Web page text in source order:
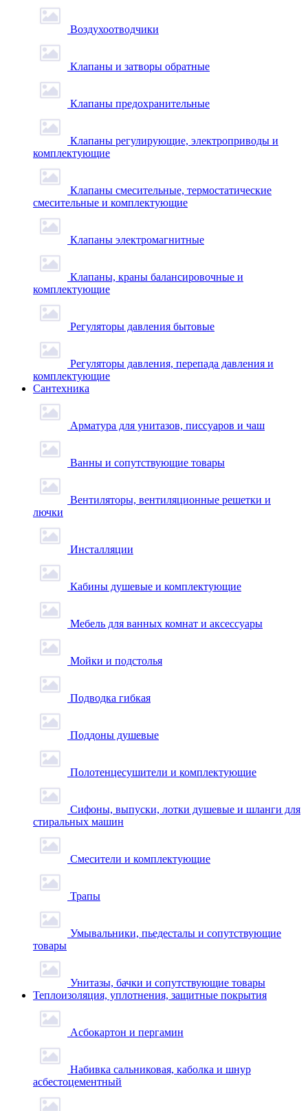
Воздухоотводчики
Клапаны и затворы обратные
Клапаны предохранительные
Клапаны регулирующие, электроприводы и
комплектующие
Клапаны смесительные, термостатические
смесительные и комплектующие
Клапаны электромагнитные
Клапаны, краны балансировочные и
комплектующие
Регуляторы давления бытовые
Регуляторы давления, перепада давления и
комплектующие
Сантехника
Арматура для унитазов, писсуаров и чаш
Ванны и сопутствующие товары
Вентиляторы, вентиляционные решетки и
лючки
Инсталляции
Кабины душевые и комплектующие
Мебель для ванных комнат и аксессуары
Мойки и подстолья
Подводка гибкая
Поддоны душевые
Полотенцесушители и комплектующие
Сифоны, выпуски, лотки душевые и шланги для
стиральных машин
Смесители и комплектующие
Трапы
Умывальники, пьедесталы и сопутствующие
товары
Унитазы, бачки и сопутствующие товары
Теплоизоляция, уплотнения, защитные покрытия
Асбокартон и пергамин
Набивка сальниковая, каболка и шнур
асбестоцементный